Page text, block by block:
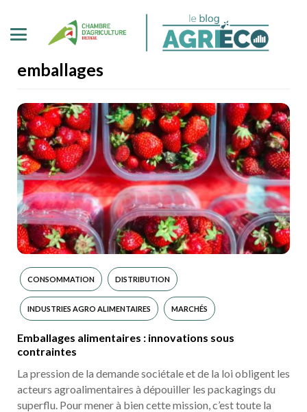
emballages
CONSOMMATION DISTRIBUTION
INDUSTRIES AGRO ALIMENTAIRES MARCHÉS
Emballages alimentaires : innovations sous
contraintes
La pression de la demande sociétale et de la loi obligent les
acteurs agroalimentaires à dépouiller les packagings du
superflu. Pour mener à bien cette mission, c’est toute la